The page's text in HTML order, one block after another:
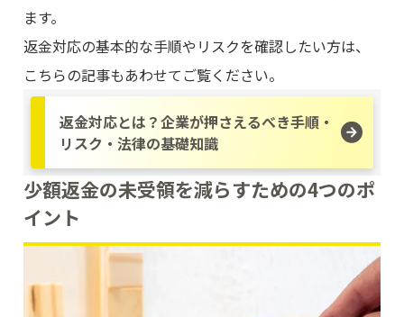
ます。
返金対応の基本的な手順やリスクを確認したい方は、
こちらの記事もあわせてご覧ください。
返金対応とは？企業が押さえるべき手順・
リスク・法律の基礎知識
少額返金の未受領を減らすための4つのポ
イント